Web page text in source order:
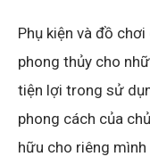
Phụ kiện và đồ
phong thủy cho
tiện lợi trong sử
phong cách của
hữu cho riêng